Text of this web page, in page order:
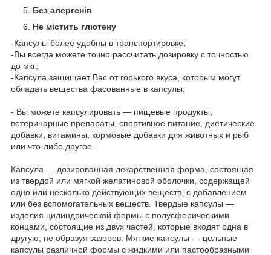
Без алергенів
Не містить глютену
-Капсулы более удобны в транспортировке;
-Вы всегда можете точно рассчитать дозировку с точностью
до мкг;
-Капсула защищает Вас от горького вкуса, которым могут
обладать вещества фасованные в капсулы;
- Вы можете капсулировать — пищевые продукты,
ветеринарные препараты, спортивное питание, диетические
добавки, витамины, кормовые добавки для животных и рыб
или что-либо другое.
Капсула — дозированная лекарственная форма, состоящая
из твердой или мягкой желатиновой оболочки, содержащей
одно или несколько действующих веществ, с добавлением
или без вспомогательных веществ. Твердые капсулы —
изделия цилиндрической формы с полусферическими
концами, состоящие из двух частей, которые входят одна в
другую, не образуя зазоров. Мягкие капсулы — цельные
капсулы различной формы с жидкими или пастообразными